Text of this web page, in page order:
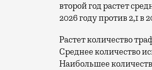
второй год растет
2026 году против 2,1 в
Растет количество
Среднее количество
Наибольшее